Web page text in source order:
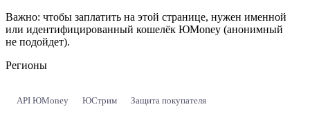
Важно: чтобы заплатить на этой странице, нужен именной
или идентифицированный кошелёк ЮMoney (анонимный
не подойдет).
Регионы
API ЮMoney ЮСтрим Защита покупателя